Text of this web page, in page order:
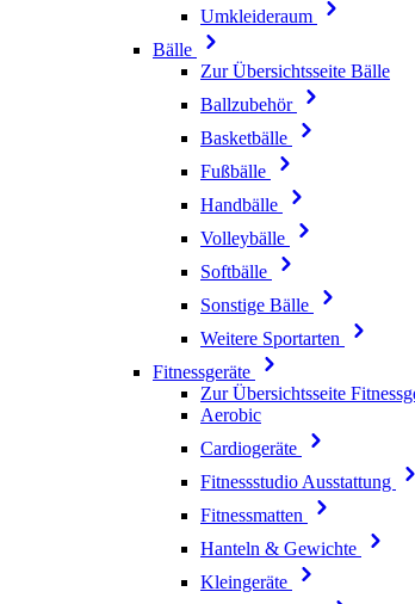
Umkleideraum
Bälle
Zur Übersichtsseite Bälle
Ballzubehör
Basketbälle
Fußbälle
Handbälle
Volleybälle
Softbälle
Sonstige Bälle
Weitere Sportarten
Fitnessgeräte
Zur Übersichtsseite
Aerobic
Cardiogeräte
Fitnessstudio Ausstattung
Fitnessmatten
Hanteln & Gewichte
Kleingeräte